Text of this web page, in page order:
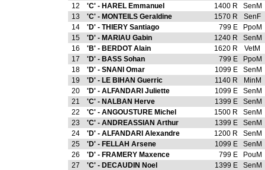
12
'C' - HAREL Emmanuel 1400 R
SenM
13
'C' - MONTEILS Geraldine 1570 R
SenF
14
'D' - THIERY Santiago 799 E
PpoM
15
'D' - MARIAU Gabin 1240 R
SenM
16
'B' - BERDOT Alain 1620 R
VetM
17
'D' - BASS Sohan 799 E
PpoM
18
'D' - SNANI Omar 1099 E
SenM
19
'D' - LE BIHAN Guerric 1140 R
MinM
20
'D' - ALFANDARI Juliette 1099 E
SenM
21
'C' - NALBAN Herve 1399 E
SenM
22
'C' - ANGOUSTURE Michel 1500 R
SenM
23
'C' - ANDREASSIAN Arthur 1399 E
SenM
24
'D' - ALFANDARI Alexandre 1200 R
SenM
25
'D' - FELLAH Arsene 1099 E
SenM
26
'D' - FRAMERY Maxence 799 E
PouM
27
'C' - DECAUDIN Noel 1399 E
SenM